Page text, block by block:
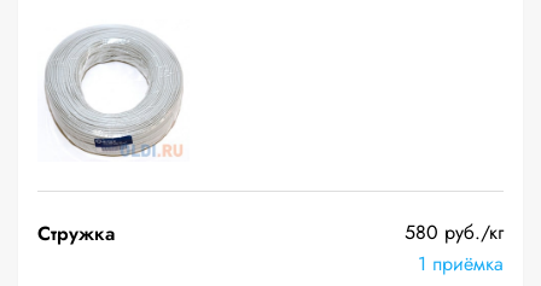
Стружка
580 руб./кг
1 приёмка